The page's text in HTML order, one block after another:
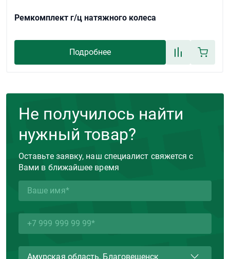
Ремкомплект г/ц натяжного колеса
Подробнее
Не получилось найти
нужный товар?
Оставьте заявку, наш специалист свяжется с
Вами в ближайшее время